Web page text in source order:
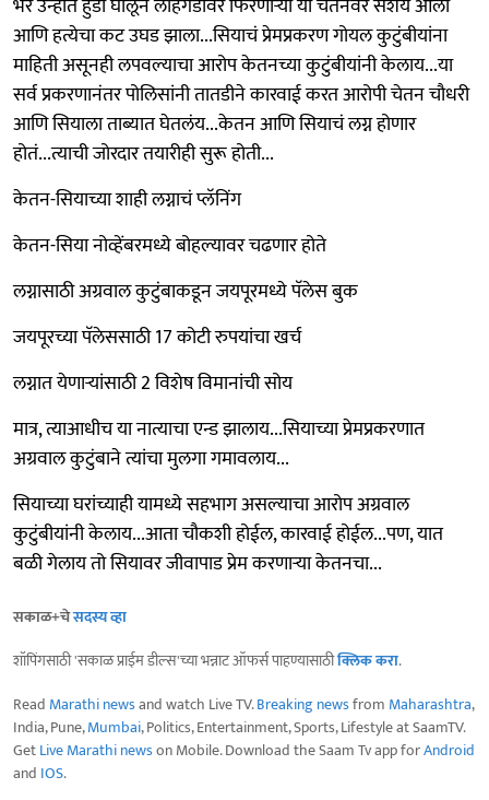
भर उन्हात हुडी घालून लोहगडावर फिरणाऱ्या या चेतनवर संशय आला
आणि हत्येचा कट उघड झाला...सियाचं प्रेमप्रकरण गोयल कुटुंबीयांना
माहिती असूनही लपवल्याचा आरोप केतनच्या कुटुंबीयांनी केलाय...या
सर्व प्रकरणानंतर पोलिसांनी तातडीने कारवाई करत आरोपी चेतन चौधरी
आणि सियाला ताब्यात घेतलंय...केतन आणि सियाचं लग्न होणार
होतं...त्याची जोरदार तयारीही सुरू होती...
केतन-सियाच्या शाही लग्नाचं प्लॅनिंग
केतन-सिया नोव्हेंबरमध्ये बोहल्यावर चढणार होते
लग्नासाठी अग्रवाल कुटुंबाकडून जयपूरमध्ये पॅलेस बुक
जयपूरच्या पॅलेससाठी 17 कोटी रुपयांचा खर्च
लग्नात येणाऱ्यांसाठी 2 विशेष विमानांची सोय
मात्र, त्याआधीच या नात्याचा एन्ड झालाय...सियाच्या प्रेमप्रकरणात
अग्रवाल कुटुंबाने त्यांचा मुलगा गमावलाय...
सियाच्या घरांच्याही यामध्ये सहभाग असल्याचा आरोप अग्रवाल
कुटुंबीयांनी केलाय...आता चौकशी होईल, कारवाई होईल...पण, यात
बळी गेलाय तो सियावर जीवापाड प्रेम करणाऱ्या केतनचा...
सकाळ+चेसदस्य व्हा
शॉपिंगसाठी 'सकाळ प्राईम डील्स'च्या भन्नाट ऑफर्स पाहण्यासाठीक्लिक करा.
Read Marathi newsand watch Live TV.Breaking newsfrom Maharashtra,
India, Pune,Mumbai, Politics, Entertainment, Sports, Lifestyle at SaamTV.
GetLive Marathi newson Mobile. Download the Saam Tv app forAndroid
and IOS.